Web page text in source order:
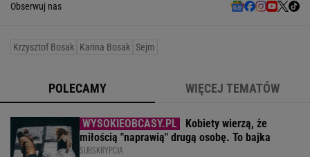
Obserwuj nas
Krzysztof Bosak Karina Bosak Sejm
POLECAMY WIĘCEJ TEMATÓW
Kobiety wierzą, że
miłością "naprawią" drugą osobę. To bajka
SUBSKRYPCJA